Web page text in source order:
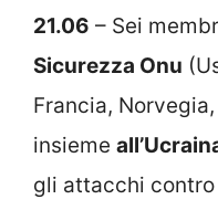
21.06 – Sei
Sicurezza Onu
Francia,
insieme
gli attacchi